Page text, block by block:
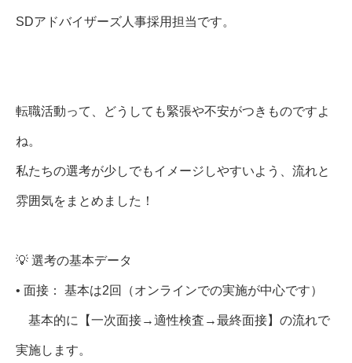
SDアドバイザーズ人事採用担当です。
転職活動って、どうしても緊張や不安がつきものですよ
ね。
私たちの選考が少しでもイメージしやすいよう、流れと
雰囲気をまとめました！
💡 選考の基本データ
• 面接： 基本は2回（オンラインでの実施が中心です）
基本的に【一次面接→適性検査→最終面接】の流れで
実施します。